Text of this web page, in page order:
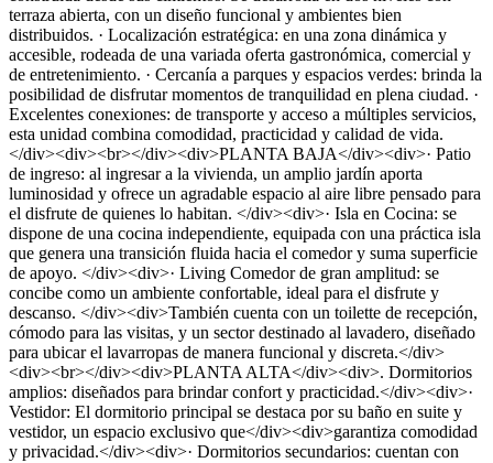
terraza abierta, con un diseño funcional y ambientes bien
distribuidos. · Localización estratégica: en una zona dinámica y
accesible, rodeada de una variada oferta gastronómica, comercial y
de entretenimiento. · Cercanía a parques y espacios verdes: brinda la
posibilidad de disfrutar momentos de tranquilidad en plena ciudad. ·
Excelentes conexiones: de transporte y acceso a múltiples servicios,
esta unidad combina comodidad, practicidad y calidad de vida.
</div><div><br></div><div>PLANTA BAJA</div><div>· Patio
de ingreso: al ingresar a la vivienda, un amplio jardín aporta
luminosidad y ofrece un agradable espacio al aire libre pensado para
el disfrute de quienes lo habitan. </div><div>· Isla en Cocina: se
dispone de una cocina independiente, equipada con una práctica isla
que genera una transición fluida hacia el comedor y suma superficie
de apoyo. </div><div>· Living Comedor de gran amplitud: se
concibe como un ambiente confortable, ideal para el disfrute y
descanso. </div><div>También cuenta con un toilette de recepción,
cómodo para las visitas, y un sector destinado al lavadero, diseñado
para ubicar el lavarropas de manera funcional y discreta.</div>
<div><br></div><div>PLANTA ALTA</div><div>. Dormitorios
amplios: diseñados para brindar confort y practicidad.</div><div>·
Vestidor: El dormitorio principal se destaca por su baño en suite y
vestidor, un espacio exclusivo que</div><div>garantiza comodidad
y privacidad.</div><div>· Dormitorios secundarios: cuentan con